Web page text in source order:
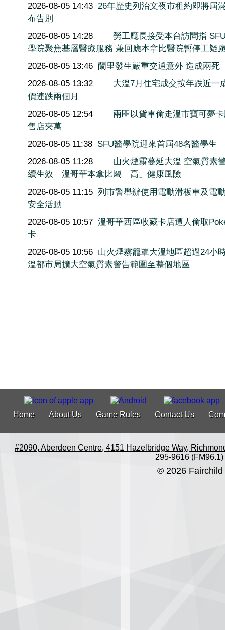
2026-08-05 14:43 26年歷史列治文夜市租約即將屆
布告別
2026-08-05 14:28
勞工廳長接受本台訪問指
學院聚焦基層醫療服務 兼回應本拿比醫院暫停工疑
2026-08-05 13:46 蘭里發生嚴重交通意外 造成兩死
2026-08-05 13:32
大溫7月住宅成交按年跌近
價連跌兩個月
2026-08-05 12:54
兩匪以貨車偷走溫市寶可夢
售店夾萬
2026-08-05 11:38 SFU醫學院迎來首屆48名醫學生
2026-08-05 11:28
山火煙霧蔓延大溫 空氣質素
續生效 溫哥華本拿比屬「高」健康風險
2026-08-05 11:15 列市警舉辦使用電動滑板車及電
安全活動
2026-08-05 10:57 溫哥華西區收藏卡店遭人偷取
卡
2026-08-05 10:56 山火煙霧籠罩大溫地區超過24小
溫都市局擴大空氣質素警告範圍至整個地區
Home About Us Game Rules Contact Us
#2090, Aberdeen Centre, 4151 Hazelbridge Way,
295-9616 (FM96.1)
© 2026 Fairchild